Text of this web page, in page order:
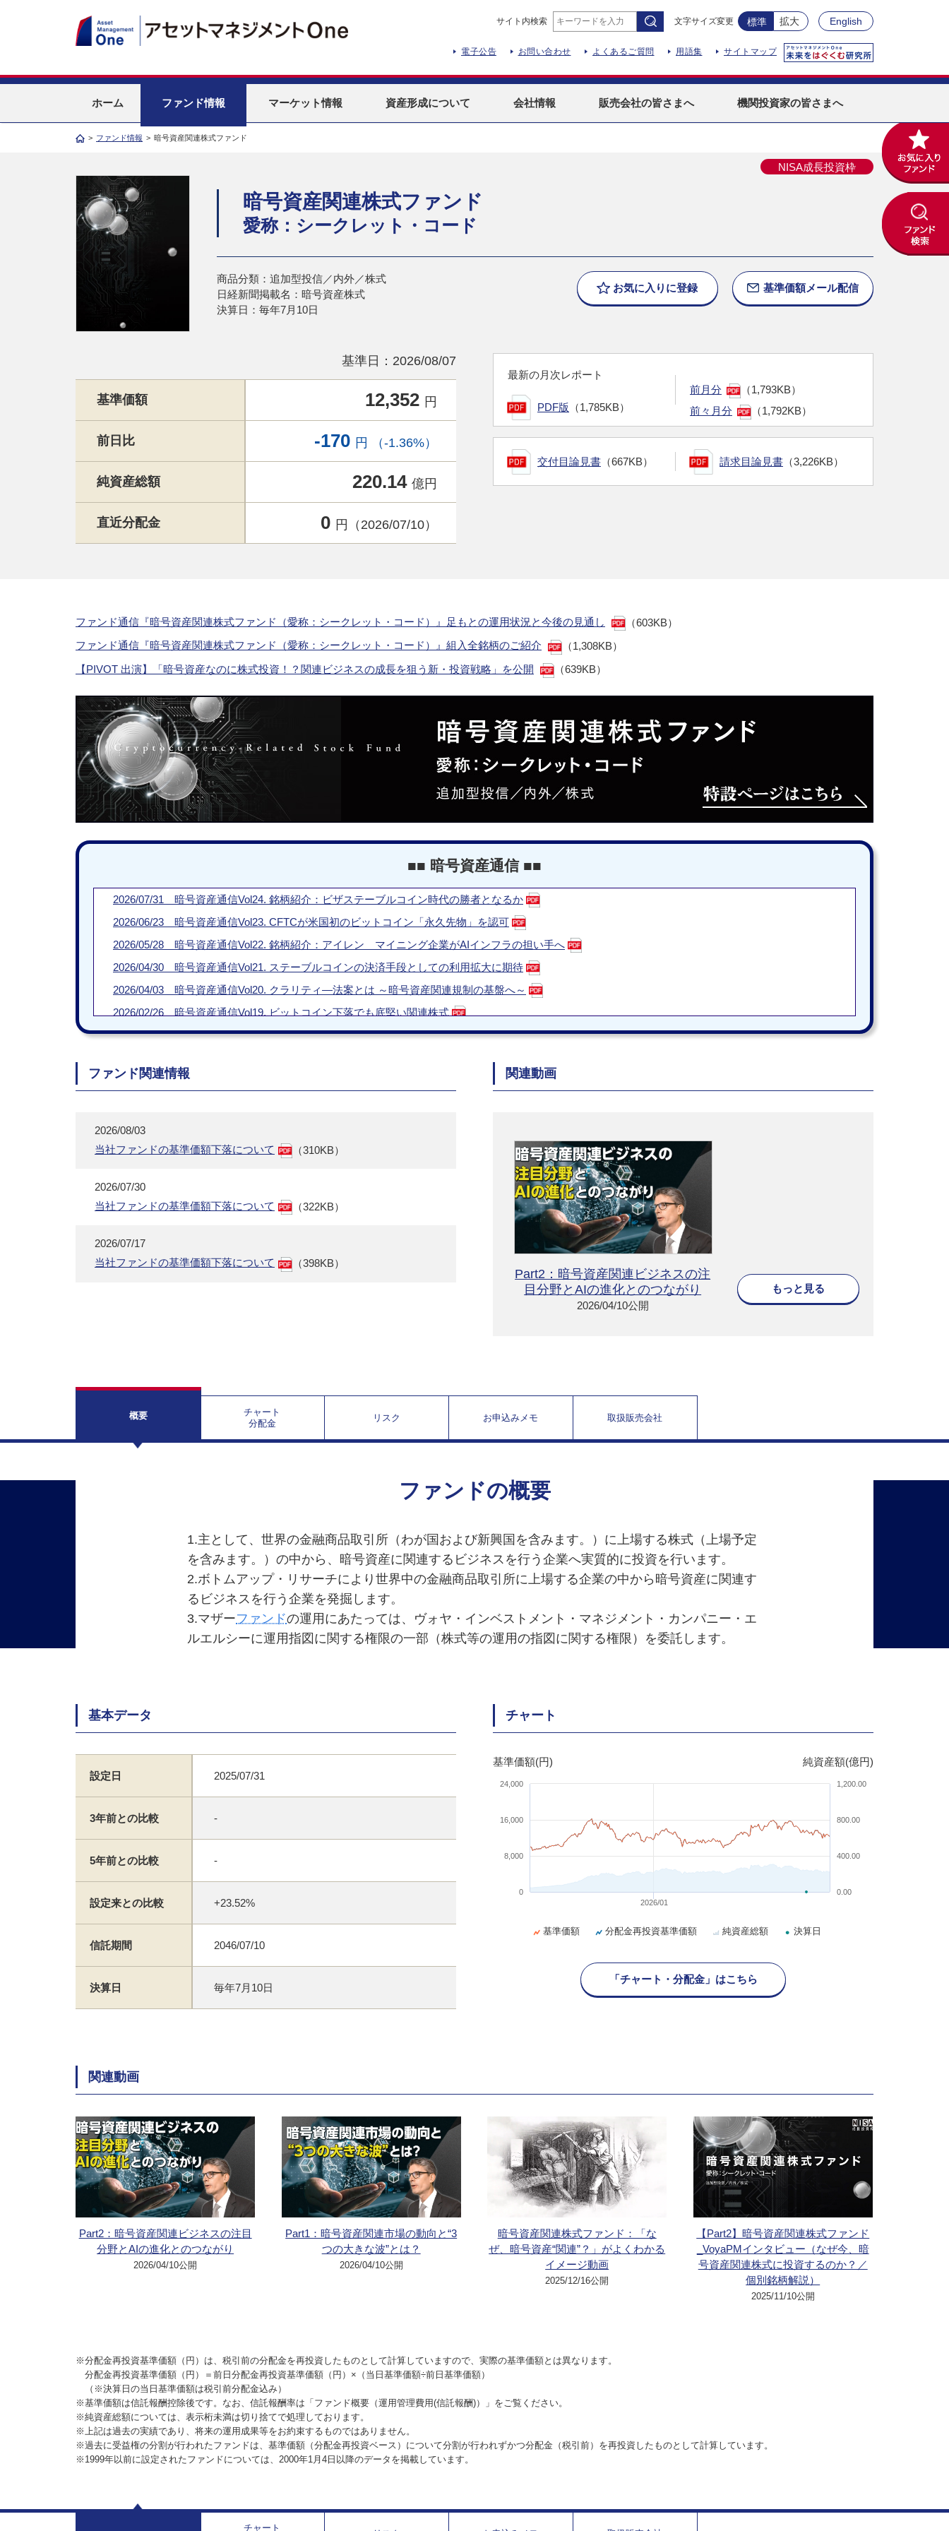
サイト内検索 文字サイズ変更 標準 拡大 English
電子公告 お問い合わせ よくあるご質問 用語集 サイトマップ
ホーム ファンド情報 マーケット情報 資産形成について 会社情報 販売会社の皆さまへ 機関投資家の皆さまへ
> ファンド情報 > 暗号資産関連株式ファンド
NISA成長投資枠
暗号資産関連株式ファンド
愛称：シークレット・コード
商品分類：追加型投信／内外／株式
日経新聞掲載名：暗号資産株式
決算日：毎年7月10日
お気に入りに登録 基準価額メール配信
基準日：2026/08/07
基準価額 12,352 円
前日比 -170 円 （-1.36%）
純資産総額 220.14 億円
直近分配金 0 円（2026/07/10）
最新の月次レポート
PDF版 （1,785KB）
前月分
（1,793KB）
前々月分
（1,792KB）
交付目論見書 （667KB） 請求目論見書 （3,226KB）
ファンド通信『暗号資産関連株式ファンド（愛称：シークレット・コード）』足もとの運用状況と今後の見通し
（603KB）
ファンド通信『暗号資産関連株式ファンド（愛称：シークレット・コード）』組入全銘柄のご紹介
（1,308KB）
【PIVOT 出演】「暗号資産なのに株式投資！？関連ビジネスの成長を狙う新・投資戦略」を公開
（639KB）
■■ 暗号資産通信 ■■
2026/07/31 暗号資産通信Vol24. 銘柄紹介：ビザステーブルコイン時代の勝者となるか
2026/06/23 暗号資産通信Vol23. CFTCが米国初のビットコイン「永久先物」を認可
2026/05/28 暗号資産通信Vol22. 銘柄紹介：アイレン マイニング企業がAIインフラの担い手へ
2026/04/30 暗号資産通信Vol21. ステーブルコインの決済手段としての利用拡大に期待
2026/04/03 暗号資産通信Vol20. クラリティ―法案とは ～暗号資産関連規制の基盤へ～
2026/02/26 暗号資産通信Vol19. ビットコイン下落でも底堅い関連株式
2026/02/05 暗号資産通信Vol18. 銘柄紹介：フィギュア・テクノロジー・ソリューションズ
2025/12/19 暗号資産通信Vol16. 2025年の振り返りと2026年の注目テーマ
2025/11/06 暗号資産通信Vol14. 銘柄紹介：ロビンフッド・マーケッツ
2025/10/24 暗号資産通信Vol13. 足もとの暗号資産・関連株式下落について
2025/09/19 暗号資産通信Vol11. 米国の金融政策とビットコイン
2025/09/10 暗号資産通信Vol10. 暗号資産の安全性を担保する仕組み
2025/09/03 暗号資産通信Vol9. 次の注目領域、ステーブルコイン
2025/08/29 暗号資産通信Vol8. 機関投資家の市場参入と白熱するインフラ整備競争
2025/07/28 暗号資産通信Vol2. マイニングが支える暗号資産の成長
2025/07/22 暗号資産通信Vol1. ビットコインの躍進と暗号資産市場の新たなステージ
関連動画
Part2：暗号資産関連ビジネスの注
目分野とAIの進化とのつながり
2026/04/10公開
もっと見る
ファンド関連情報
2026/08/03
当社ファンドの基準価額下落について
（310KB）
2026/07/30
当社ファンドの基準価額下落について
（322KB）
2026/07/17
当社ファンドの基準価額下落について
（398KB）
概要
チャート
分配金
リスク お申込みメモ 取扱販売会社
ファンドの概要
1.主として、世界の金融商品取引所（わが国および新興国を含みます。）に上場する株式（上場予定
を含みます。）の中から、暗号資産に関連するビジネスを行う企業へ実質的に投資を行います。
2.ボトムアップ・リサーチにより世界中の金融商品取引所に上場する企業の中から暗号資産に関連す
るビジネスを行う企業を発掘します。
3.マザーファンドの運用にあたっては、ヴォヤ・インベストメント・マネジメント・カンパニー・エ
ルエルシーに運用指図に関する権限の一部（株式等の運用の指図に関する権限）を委託します。
基本データ
設定日 2025/07/31
3年前との比較 -
5年前との比較 -
設定来との比較 +23.52%
信託期間 2046/07/10
決算日 毎年7月10日
チャート
基準価額(円) 純資産額(億円)
2026/01
0
8,000
16,000
24,000
0.00
400.00
800.00
1,200.00
基準価額 分配金再投資基準価額 純資産総額 決算日
「チャート・分配金」はこちら
関連動画
Part2：暗号資産関連ビジネスの注目
分野とAIの進化とのつながり
2026/04/10公開
Part1：暗号資産関連市場の動向と“3
つの大きな波”とは？
2026/04/10公開
暗号資産関連株式ファンド：「な
ぜ、暗号資産“関連”？」がよくわかる
イメージ動画
2025/12/16公開
【Part2】暗号資産関連株式ファンド
_VoyaPMインタビュー（なぜ今、暗
号資産関連株式に投資するのか？／
個別銘柄解説）
2025/11/10公開
※分配金再投資基準価額（円）は、税引前の分配金を再投資したものとして計算していますので、実際の基準価額とは異なります。
分配金再投資基準価額（円）＝前日分配金再投資基準価額（円）×（当日基準価額÷前日基準価額）
（※決算日の当日基準価額は税引前分配金込み）
※基準価額は信託報酬控除後です。なお、信託報酬率は「ファンド概要（運用管理費用(信託報酬)）」をご覧ください。
※純資産総額については、表示桁未満は切り捨てで処理しております。
※上記は過去の実績であり、将来の運用成果等をお約束するものではありません。
※過去に受益権の分割が行われたファンドは、基準価額（分配金再投資ベース）について分割が行われずかつ分配金（税引前）を再投資したものとして計算しています。
※1999年以前に設定されたファンドについては、2000年1月4日以降のデータを掲載しています。
チャート